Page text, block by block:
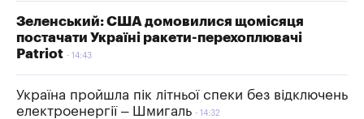
Зеленський: США домовилися щомісяця
постачати Україні ракети-перехоплювачі
Patriot
14:43
Україна пройшла пік літньої спеки без відключень
електроенергії – Шмигаль
14:32